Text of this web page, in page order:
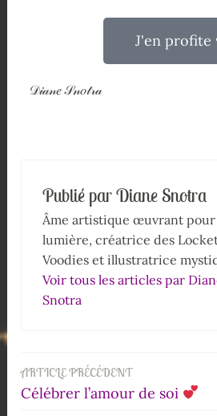
J'en profite
𝒟𝒾𝒶𝓃𝑒 𝒮𝓃𝑜𝓉𝓇𝒶
Publié parDiane Snotra
Âme artistique œuvrant pour
lumière, créatrice des
Voodies et illustratrice
Voir tous les articles par
Snotra
ARTICLE PRÉCÉDENT
Célébrer l’amour de soi